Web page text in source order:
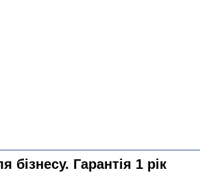
Гарантія 1 рік